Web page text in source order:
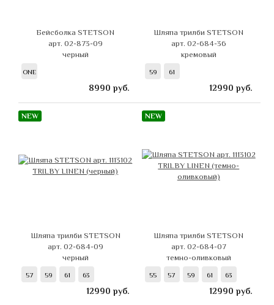
Бейсболка STETSON
арт. 02-873-09
черный
ONE
8990 руб.
Шляпа трилби STETSON
арт. 02-684-36
кремовый
59 61
12990 руб.
NEW
Шляпа трилби STETSON
арт. 02-684-09
черный
57 59 61 63
12990 руб.
NEW
Шляпа трилби STETSON
арт. 02-684-07
темно-оливковый
55 57 59 61 63
12990 руб.